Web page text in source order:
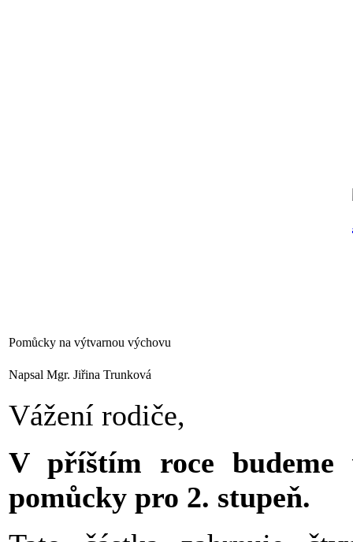
Pomůcky na výtvarnou výchovu
Napsal Mgr. Jiřina Trunková
Vážení rodiče,
V příštím roce
pomůcky pro 2. stupeň.